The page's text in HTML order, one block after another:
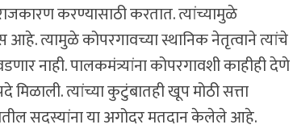
करण्यासाठी करतात. त्यांच्यामुळे
त्यामुळे कोपरगावच्या स्थानिक नेतृत्वाने त्यांचे
नाही. पालकमंत्र्यांना कोपरगावशी काहीही देणे
मिळाली. त्यांच्या कुटुंबातही खूप मोठी सत्ता
सदस्यांना या अगोदर मतदान केलेले आहे.